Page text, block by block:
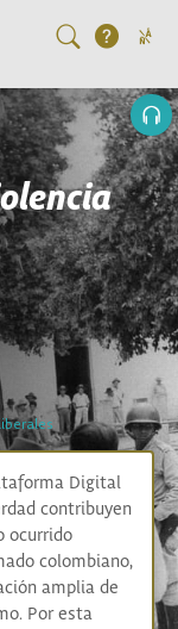
Digital
contribuyen
ocurrido
colombiano,
amplia de
Por esta